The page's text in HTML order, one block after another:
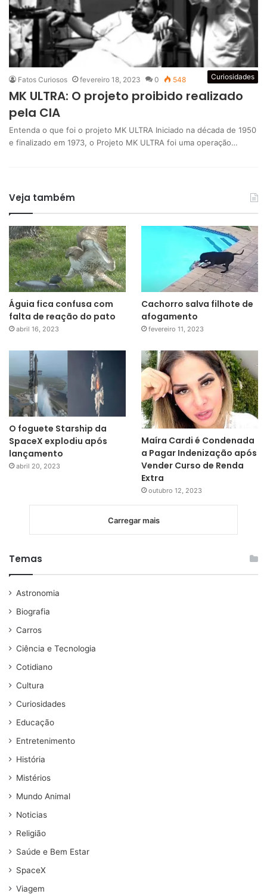
Curiosidades
Fatos Curiosos fevereiro 18, 2023 0 548
MK ULTRA: O projeto proibido realizado
pela CIA
Entenda o que foi o projeto MK ULTRA Iniciado na década de 1950
e finalizado em 1973, o Projeto MK ULTRA foi uma operação…
Veja também
Águia fica confusa com
falta de reação do pato
abril 16, 2023
Cachorro salva filhote de
afogamento
fevereiro 11, 2023
O foguete Starship da
SpaceX explodiu após
lançamento
abril 20, 2023
Maíra Cardi é Condenada
a Pagar Indenização após
Vender Curso de Renda
Extra
outubro 12, 2023
Carregar mais
Temas
Astronomia
Biografia
Carros
Ciência e Tecnologia
Cotidiano
Cultura
Curiosidades
Educação
Entretenimento
História
Mistérios
Mundo Animal
Noticias
Religião
Saúde e Bem Estar
SpaceX
Viagem